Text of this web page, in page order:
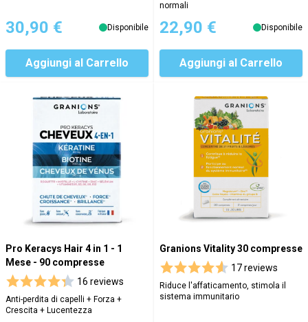
30,90 € Disponibile
Aggiungi al Carrello
normali
22,90 € Disponibile
Aggiungi al Carrello
Pro Keracys Hair 4 in 1 - 1
Mese - 90 compresse
16 reviews
Anti-perdita di capelli + Forza +
Crescita + Lucentezza
Granions Vitality 30 compresse
17 reviews
Riduce l'affaticamento, stimola il
sistema immunitario